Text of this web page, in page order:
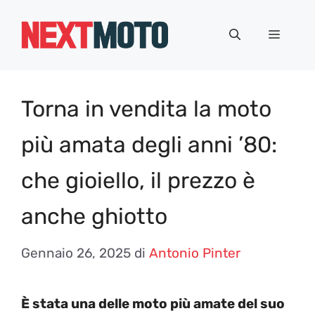
Menu
Torna in vendita la moto
più amata degli anni ’80:
che gioiello, il prezzo è
anche ghiotto
Gennaio 26, 2025 di Antonio Pinter
È stata una delle moto più amate del suo